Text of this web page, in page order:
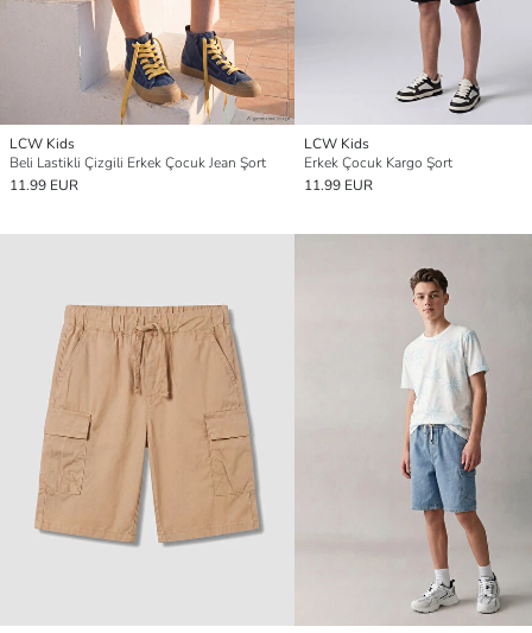
LCW Kids
Beli Lastikli Çizgili Erkek Çocuk Jean Şort
11.99 EUR
LCW Kids
Erkek Çocuk Kargo Şort
11.99 EUR